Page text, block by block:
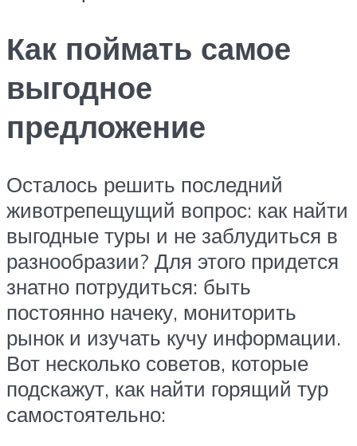
Как поймать самое
выгодное
предложение
Осталось решить последний
животрепещущий вопрос: как найти
выгодные туры и не заблудиться в
разнообразии? Для этого придется
знатно потрудиться: быть
постоянно начеку, мониторить
рынок и изучать кучу информации.
Вот несколько советов, которые
подскажут, как найти горящий тур
самостоятельно: